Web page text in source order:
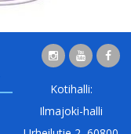
Kotihalli:
Ilmajoki-halli